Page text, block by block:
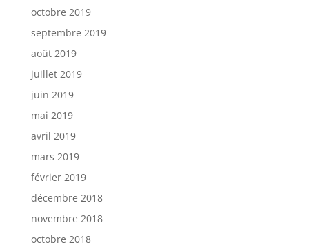
octobre 2019
septembre 2019
août 2019
juillet 2019
juin 2019
mai 2019
avril 2019
mars 2019
février 2019
décembre 2018
novembre 2018
octobre 2018